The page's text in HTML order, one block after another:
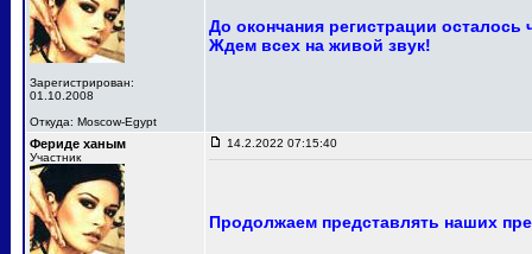
Зарегистрирован:
01.10.2008
Откуда: Moscow-Egypt
До окончания регистрации
Ждем всех на живой звук!
Фериде ханым
Участник
14.2.2022 07:15:40
Продолжаем представлять наших